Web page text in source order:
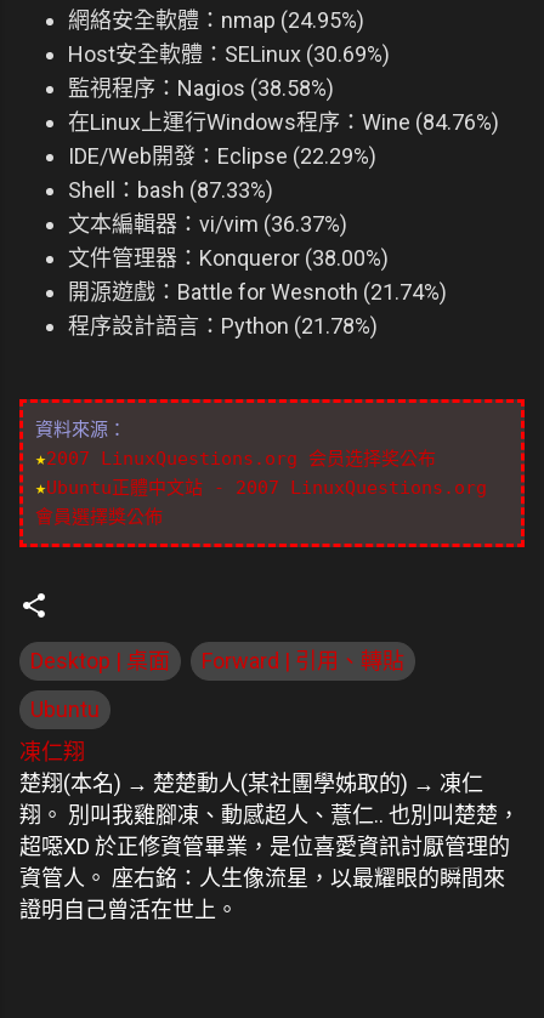
網絡安全軟體：nmap (24.95%)
Host安全軟體：SELinux (30.69%)
監視程序：Nagios (38.58%)
在Linux上運行Windows程序：Wine (84.76%)
IDE/Web開發：Eclipse (22.29%)
Shell：bash (87.33%)
文本編輯器：vi/vim (36.37%)
文件管理器：Konqueror (38.00%)
開源遊戲：Battle for Wesnoth (21.74%)
程序設計語言：Python (21.78%)
資料來源：
★2007 LinuxQuestions.org 会员选择奖公布
★Ubuntu正體中文站 - 2007 LinuxQuestions.org
會員選擇獎公佈
Desktop | 桌面
Forward | 引用、轉貼
Ubuntu
凍仁翔
楚翔(本名) → 楚楚動人(某社團學姊取的) → 凍仁
翔。 別叫我雞腳凍、動感超人、薏仁.. 也別叫楚楚，
超噁XD 於正修資管畢業，是位喜愛資訊討厭管理的
資管人。 座右銘：人生像流星，以最耀眼的瞬間來
證明自己曾活在世上。